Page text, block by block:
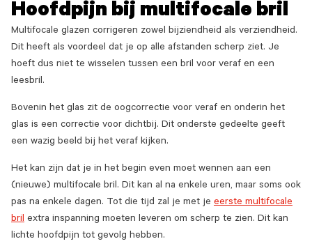
Hoofdpijn bij multifocale bril
Multifocale glazen corrigeren zowel bijziendheid als verziendheid.
Dit heeft als voordeel dat je op alle afstanden scherp ziet. Je
hoeft dus niet te wisselen tussen een bril voor veraf en een
leesbril.
Bovenin het glas zit de oogcorrectie voor veraf en onderin het
glas is een correctie voor dichtbij. Dit onderste gedeelte geeft
een wazig beeld bij het veraf kijken.
Het kan zijn dat je in het begin even moet wennen aan een
(nieuwe) multifocale bril. Dit kan al na enkele uren, maar soms ook
pas na enkele dagen. Tot die tijd zal je met je eerste multifocale
bril extra inspanning moeten leveren om scherp te zien. Dit kan
lichte hoofdpijn tot gevolg hebben.